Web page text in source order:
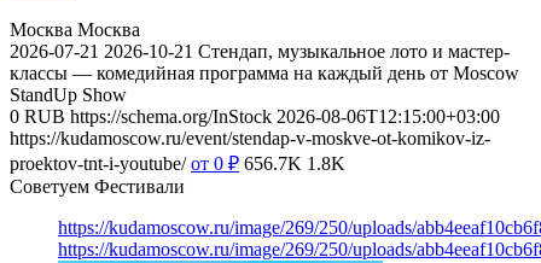
Москва Москва
2026-07-21 2026-10-21 Стендап, музыкальное лото и мастер-
классы — комедийная программа на каждый день от Moscow
StandUp Show
0 RUB https://schema.org/InStock 2026-08-06T12:15:00+03:00
https://kudamoscow.ru/event/stendap-v-moskve-ot-komikov-iz-
proektov-tnt-i-youtube/ от 0 ₽ 656.7K 1.8K
Советуем Фестивали
https://kudamoscow.ru/image/269/250/uploads/
https://kudamoscow.ru/image/269/250/uploads/